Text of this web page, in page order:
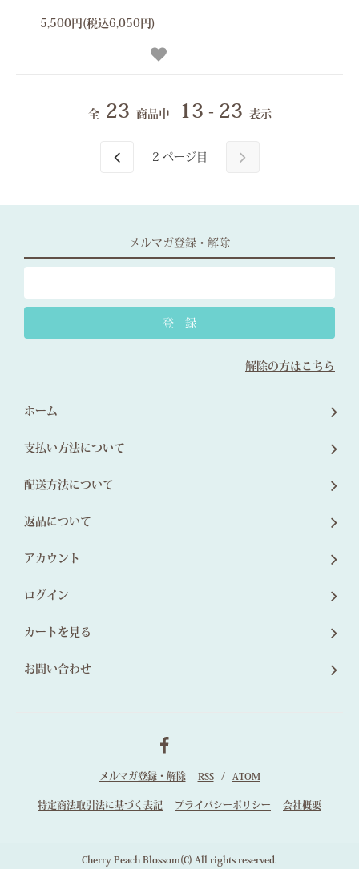
5,500円(税込6,050円)
全 23 商品中 13 - 23 表示
2 ページ目
メルマガ登録・解除
解除の方はこちら
ホーム
支払い方法について
配送方法について
返品について
アカウント
ログイン
カートを見る
お問い合わせ
メルマガ登録・解除 RSS / ATOM
特定商法取引法に基づく表記 プライバシーポリシー 会社概要
Cherry Peach Blossom(C) All rights reserved.